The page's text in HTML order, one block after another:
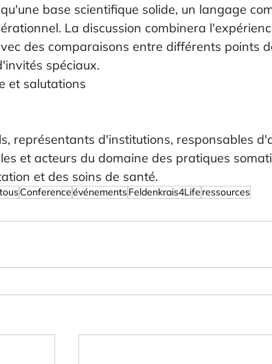
base scientifique solide, un langage
La discussion combinera
des comparaisons entre différents points
spéciaux.
et salutations
représentants d'institutions, responsables
et acteurs du domaine des pratiques
et des soins de santé.
ConferenceévénementsFeldenkrais4Life ressources